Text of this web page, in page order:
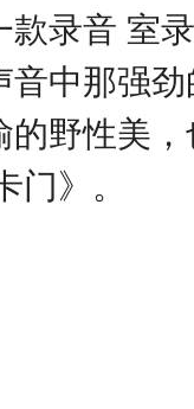
录音 室
中那强
野性美
》。